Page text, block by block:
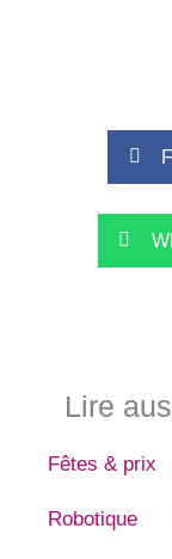
Lire
Fêtes & prix
Robotique